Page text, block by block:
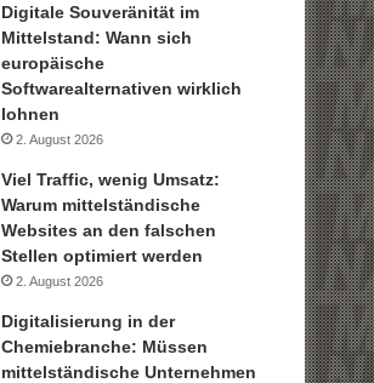
Digitale Souveränität im
Mittelstand: Wann sich
europäische
Softwarealternativen wirklich
lohnen
2. August 2026
Viel Traffic, wenig Umsatz:
Warum mittelständische
Websites an den falschen
Stellen optimiert werden
2. August 2026
Digitalisierung in der
Chemiebranche: Müssen
mittelständische Unternehmen